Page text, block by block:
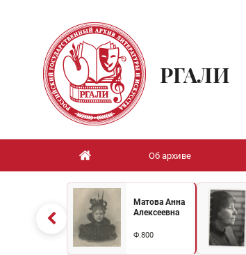
РГАЛИ
Об архиве
Матова Анна
Алексеевна
Ф.800